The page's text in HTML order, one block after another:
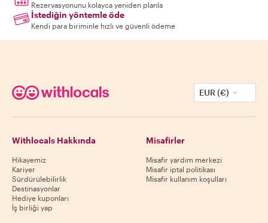
Rezervasyonunu kolayca yeniden planla
İstediğin yöntemle öde
Kendi para biriminle hızlı ve güvenli ödeme
EUR (€)
Withlocals Hakkında
Hikayemiz
Kariyer
Sürdürülebilirlik
Destinasyonlar
Hediye kuponları
İş birliği yap
Misafirler
Misafir yardım merkezi
Misafir iptal politikası
Misafir kullanım koşulları